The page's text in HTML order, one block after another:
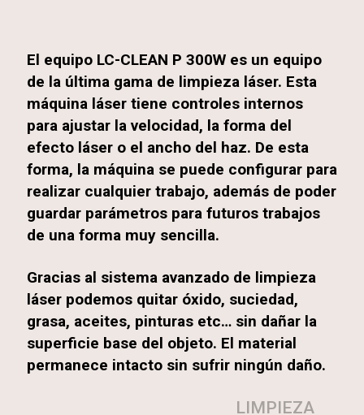
El equipo LC-CLEAN P 300W es un equipo
de la última gama de limpieza láser. Esta
máquina láser tiene controles internos
para ajustar la velocidad, la forma del
efecto láser o el ancho del haz. De esta
forma, la máquina se puede configurar para
realizar cualquier trabajo, además de poder
guardar parámetros para futuros trabajos
de una forma muy sencilla.
Gracias al sistema avanzado de limpieza
láser podemos quitar óxido, suciedad,
grasa, aceites, pinturas etc… sin dañar la
superficie base del objeto. El material
permanece intacto sin sufrir ningún daño.
LIMPIEZA